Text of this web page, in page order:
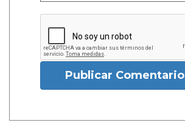
Publicar Comentario